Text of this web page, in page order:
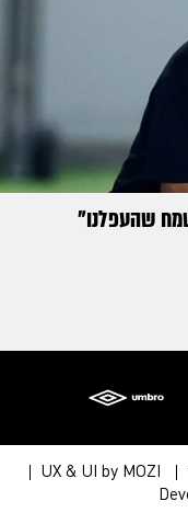
שהעפלנו"
UX & UI by MOZI